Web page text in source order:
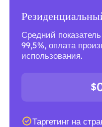
Средний
99,5%, оплата
использования.
$
Таргетинг на